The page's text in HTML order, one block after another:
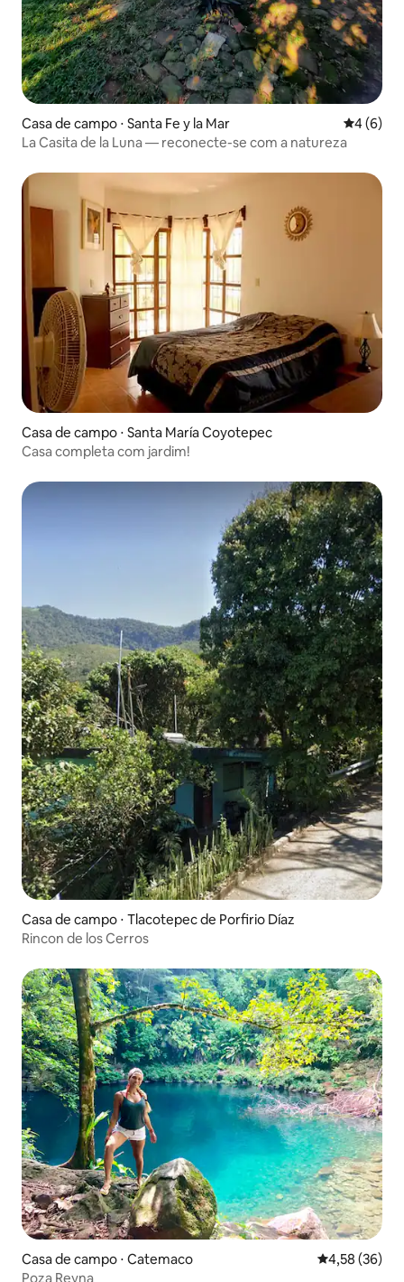
Casa de campo ⋅ Santa Fe y la Mar 4 de uma
4 (6)
La Casita de la Luna — reconecte-se com a natureza
Casa de campo ⋅ Santa María Coyotepec
Casa completa com jardim!
Casa de campo ⋅ Tlacotepec de Porfirio Díaz
Rincon de los Cerros
Casa de campo ⋅ Catemaco 4,58 de uma
4,58 (36)
Poza Reyna